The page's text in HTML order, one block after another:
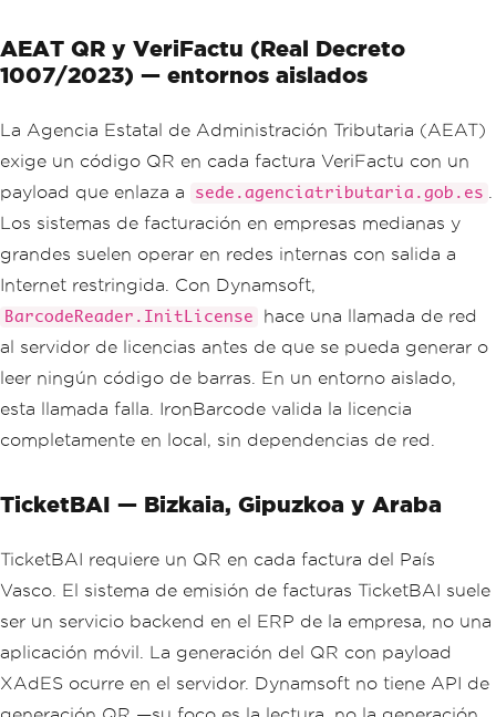
AEAT QR y VeriFactu (Real Decreto
1007/2023) — entornos aislados
La Agencia Estatal de Administración Tributaria (AEAT)
exige un código QR en cada factura VeriFactu con un
payload que enlaza a
sede.agenciatributaria.gob.es
Los sistemas de facturación en empresas medianas y
grandes suelen operar en redes internas con salida a
Internet restringida. Con Dynamsoft,
BarcodeReader.InitLicense
hace una llamada de red
al servidor de licencias antes de que se pueda generar o
leer ningún código de barras. En un entorno aislado,
esta llamada falla. IronBarcode valida la licencia
completamente en local, sin dependencias de red.
TicketBAI — Bizkaia, Gipuzkoa y Araba
TicketBAI requiere un QR en cada factura del País
Vasco. El sistema de emisión de facturas TicketBAI suele
ser un servicio backend en el ERP de la empresa, no una
aplicación móvil. La generación del QR con payload
XAdES ocurre en el servidor. Dynamsoft no tiene API de